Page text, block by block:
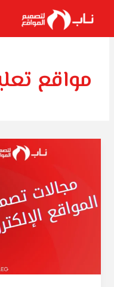
المحتوى
مواقع
الإلكترونية